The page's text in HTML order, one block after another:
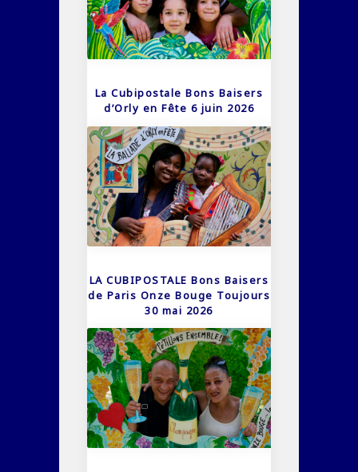
La Cubipostale Bons Baisers
d’Orly en Fête 6 juin 2026
LA CUBIPOSTALE Bons Baisers
de Paris Onze Bouge Toujours
30 mai 2026